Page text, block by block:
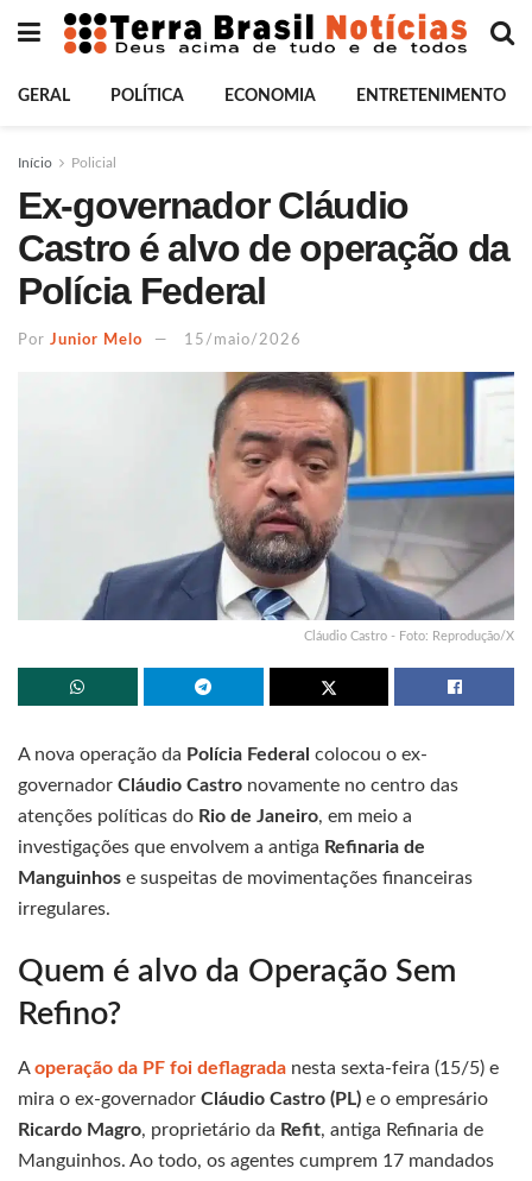
GERAL POLÍTICA ECONOMIA ENTRETENIMENTO
Início Policial
Ex-governador Cláudio
Castro é alvo de operação da
Polícia Federal
Por Junior Melo 15/maio/2026
Cláudio Castro - Foto: Reprodução/X
A nova operação da Polícia Federal colocou o ex-
governador Cláudio Castro novamente no centro das
atenções políticas do Rio de Janeiro, em meio a
investigações que envolvem a antiga Refinaria de
Manguinhos e suspeitas de movimentações financeiras
irregulares.
Quem é alvo da Operação Sem
Refino?
Aoperação da PF foi deflagrada nesta sexta-feira (15/5) e
mira o ex-governador Cláudio Castro (PL) e o empresário
Ricardo Magro, proprietário da Refit, antiga Refinaria de
Manguinhos. Ao todo, os agentes cumprem 17 mandados